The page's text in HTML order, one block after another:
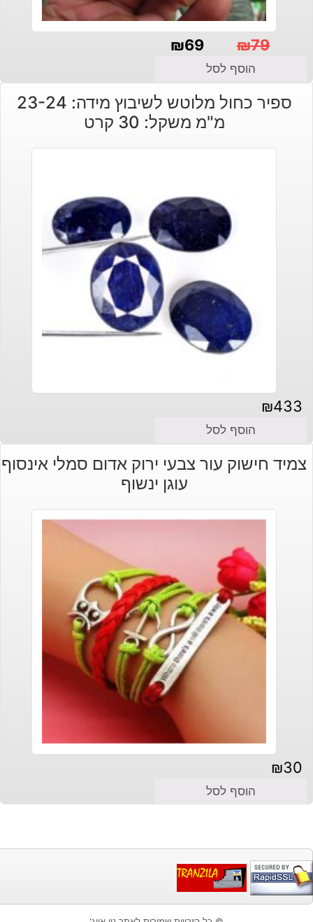
₪79
המקורי
היה:
₪69
הנוכחי
הוא:
הוסף לסל
ספיר כחול מלוטש לשיבוץ מידה: 23-24
מ"מ משקל: 30 קרט
₪433
הוסף לסל
צמיד חישוק עור צבעי ירוק אדום סמלי אינסוף
עוגן ינשוף
₪30
הוסף לסל